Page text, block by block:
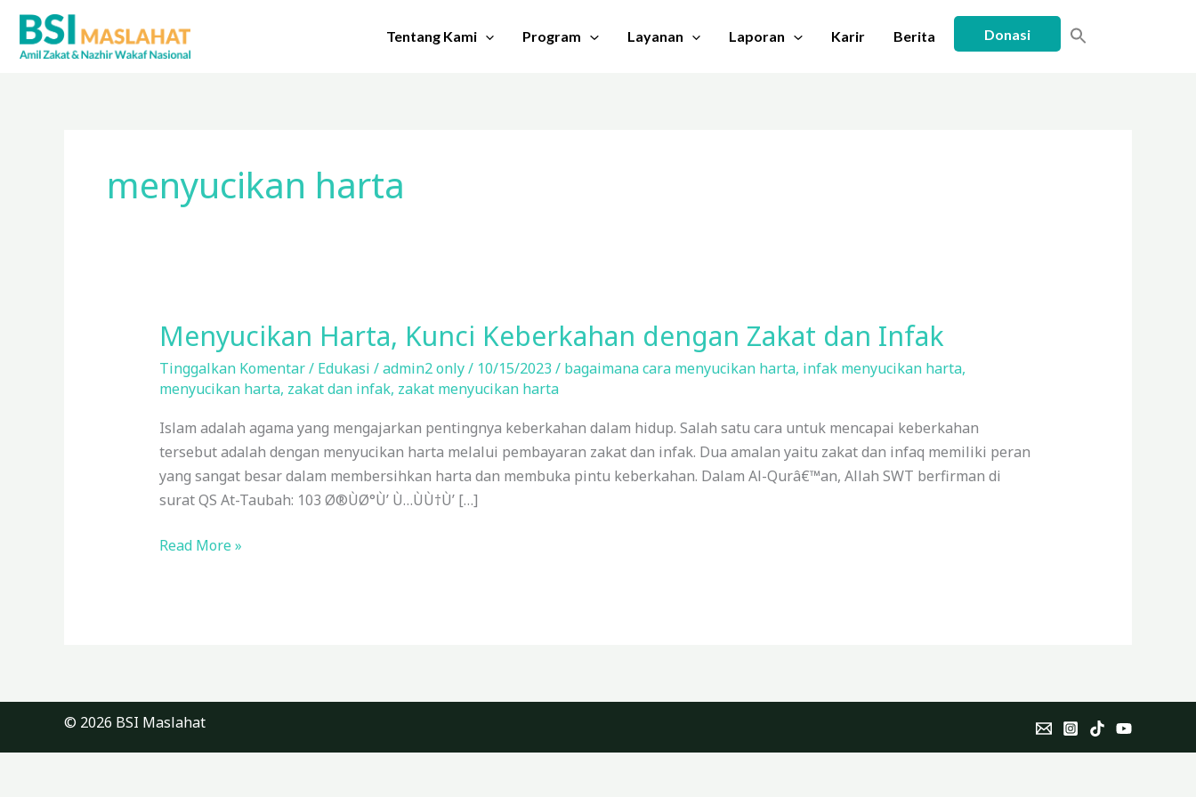
Lewati
konten
Tentang Kami Program Layanan Laporan Karir Berita Donasi
menyucikan harta
Menyucikan Harta, Kunci Keberkahan dengan Zakat dan Infak
Tinggalkan Komentar/ Edukasi /admin2 only/ 10/15/2023 / bagaimana cara menyucikan harta, infak menyucikan harta,
menyucikan harta, zakat dan infak, zakat menyucikan harta
Islam adalah agama yang mengajarkan pentingnya keberkahan dalam hidup. Salah satu cara untuk mencapai keberkahan
tersebut adalah dengan menyucikan harta melalui pembayaran zakat dan infak. Dua amalan yaitu zakat dan infaq memiliki peran
yang sangat besar dalam membersihkan harta dan membuka pintu keberkahan. Dalam Al-Qurâ€™an, Allah SWT berfirman di
surat QS At-Taubah: 103 Ø®ÙØ°Ù’ Ù…ÙÙ†Ù’ […]
Menyucikan
Kunci
Keberkahan
dengan
Zakat
dan
Infak
Read More »
© 2026 BSI Maslahat